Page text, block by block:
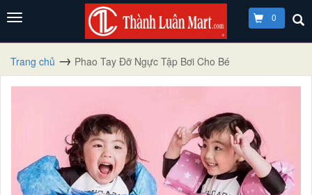
0
Trang chủ Phao Tay Đỡ Ngực Tập Bơi Cho Bé